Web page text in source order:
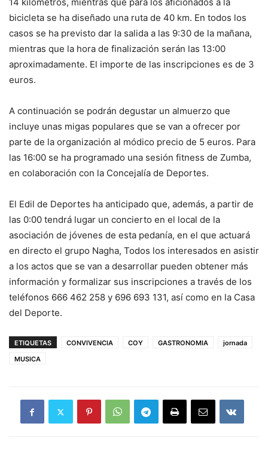
bicicleta se ha diseñado una ruta de 40 km. En todos los
casos se ha previsto dar la salida a las 9:30 de la mañana,
mientras que la hora de finalización serán las 13:00
aproximadamente. El importe de las inscripciones es de 3
euros.
A continuación se podrán degustar un almuerzo que
incluye unas migas populares que se van a ofrecer por
parte de la organización al módico precio de 5 euros. Para
las 16:00 se ha programado una sesión fitness de Zumba,
en colaboración con la Concejalía de Deportes.
El Edil de Deportes ha anticipado que, además, a partir de
las 0:00 tendrá lugar un concierto en el local de la
asociación de jóvenes de esta pedanía, en el que actuará
en directo el grupo Nagha, Todos los interesados en asistir
a los actos que se van a desarrollar pueden obtener más
información y formalizar sus inscripciones a través de los
teléfonos 666 462 258 y 696 693 131, así como en la Casa
del Deporte.
ETIQUETAS CONVIVENCIA COY GASTRONOMIA
jornada
MUSICA